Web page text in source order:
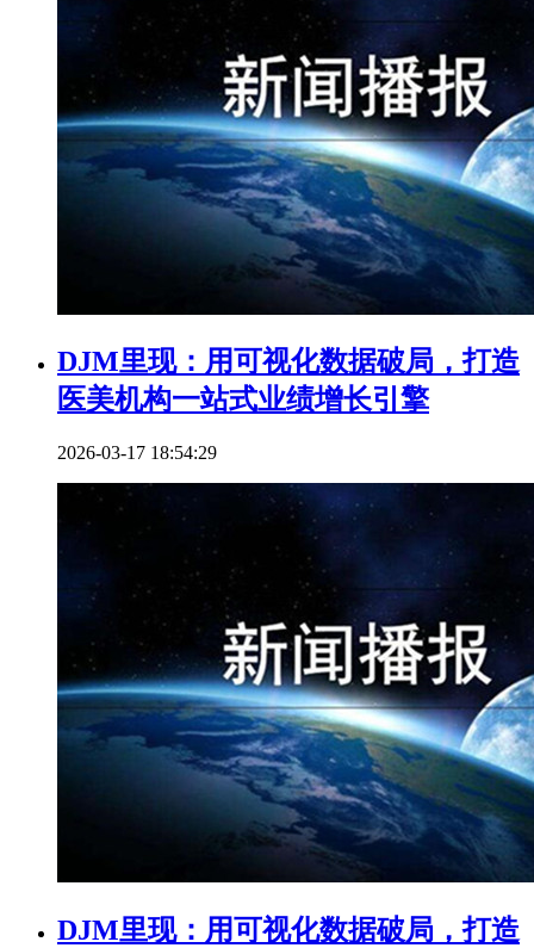
DJM里现：用可视化数据破局，打造
医美机构一站式业绩增长引擎
2026-03-17 18:54:29
DJM里现：用可视化数据破局，打造